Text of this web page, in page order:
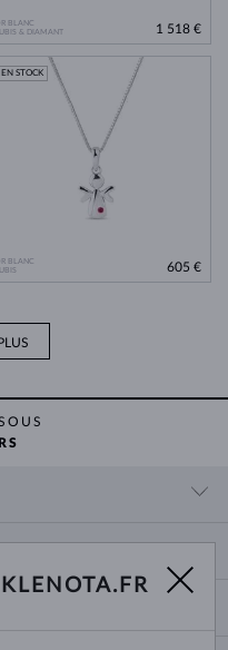
BLANC
& DIAMANT
1 518 €
BLANC
EN STOCK
605 €